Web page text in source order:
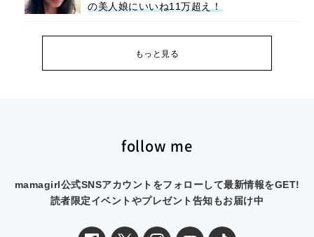
の美人娘にいいね11万超え！
もっと見る
follow me
mamagirl公式SNSアカウントをフォローして最新情報をGET!
読者限定イベントやプレゼント告知もお届け中